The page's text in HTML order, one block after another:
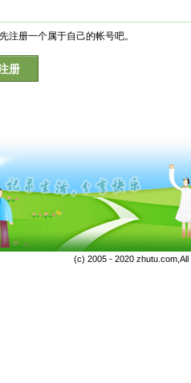
注册一个属于自己的帐号吧。
册
(c) 2005 - 2020